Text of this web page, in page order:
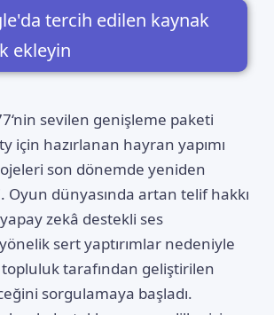
tercih edilen kaynak
ekleyin
‘nin sevilen genişleme paketi
için hazırlanan hayran yapımı
son dönemde yeniden
Oyun dünyasında artan telif hakkı
zekâ destekli ses
sert yaptırımlar nedeniyle
tarafından geliştirilen
sorgulamaya başladı.